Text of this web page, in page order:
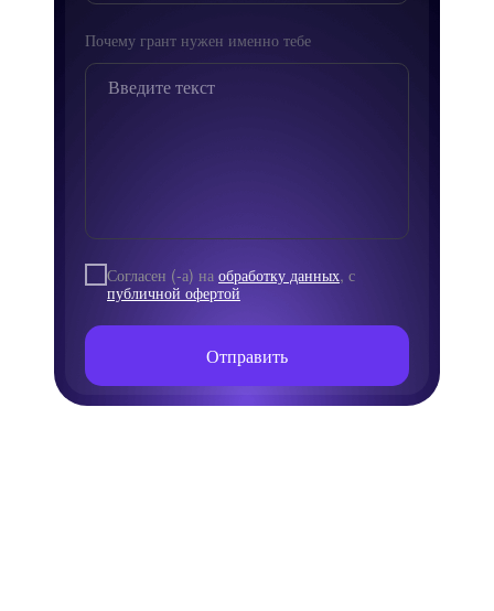
Почему грант нужен именно тебе
Согласен (-а) на обработку данных, с
публичной офертой
Отправить